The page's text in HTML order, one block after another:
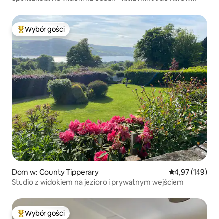
Najpopularniejsze z kategorii Wybór gości
Wybór gości
Dom w: County Tipperary Średnia
4,97 (149)
Studio z widokiem na jezioro i prywatnym wejściem
Najpopularniejsze z kategorii Wybór gości
Wybór gości